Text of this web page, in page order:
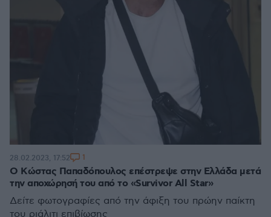
Ο Κώστας Παπαδόπουλος επέστρεψε στην Ελλάδα μετά
την αποχώρησή του από το «Survivor All Star»
Δείτε φωτογραφίες από την άφιξη του πρώην παίκτη
του ριάλιτι επιβίωσης
28.02.2023, 17:52 1